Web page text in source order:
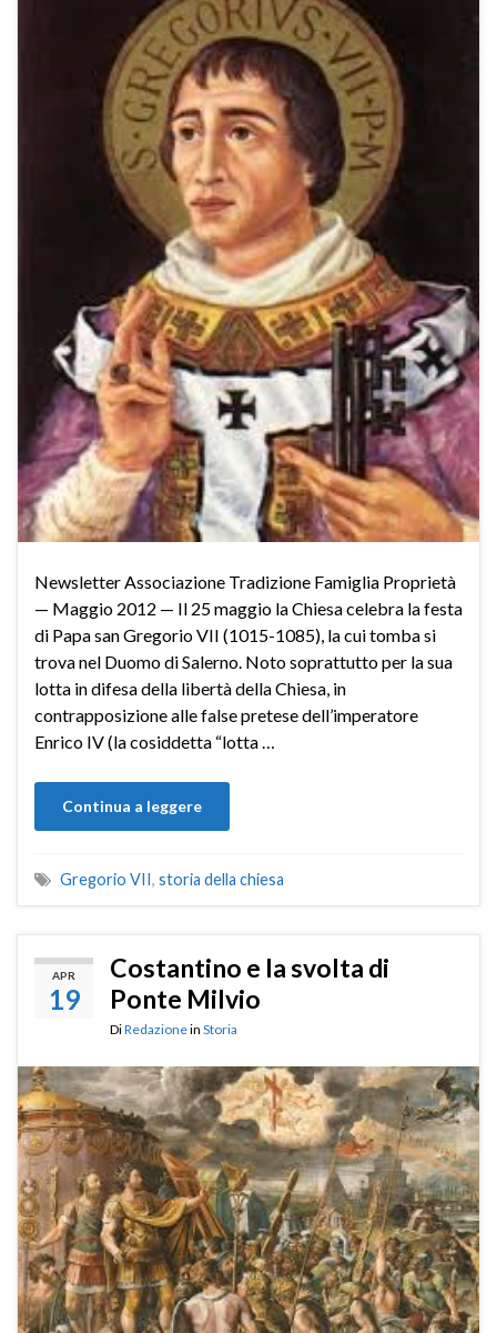
Newsletter Associazione Tradizione Famiglia Proprietà
— Maggio 2012 — Il 25 maggio la Chiesa celebra la festa
di Papa san Gregorio VII (1015-1085), la cui tomba si
trova nel Duomo di Salerno. Noto soprattutto per la sua
lotta in difesa della libertà della Chiesa, in
contrapposizione alle false pretese dell’imperatore
Enrico IV (la cosiddetta “lotta …
Continua a leggere
Gregorio VII, storia della chiesa
APR
19
Costantino e la svolta di
Ponte Milvio
DiRedazionein Storia